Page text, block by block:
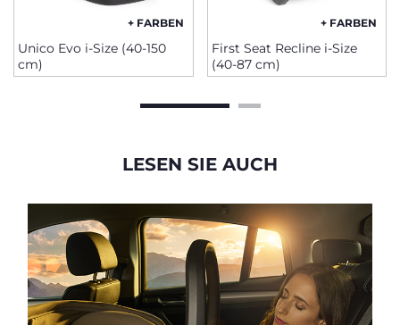
+ FARBEN
Unico Evo i-Size (40-150
cm)
+ FARBEN
First Seat Recline i-Size
(40-87 cm)
LESEN SIE AUCH